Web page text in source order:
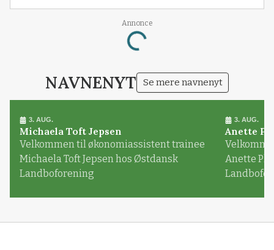
Annonce
Loading...
NAVNENYT Se mere navnenyt
3. AUG.
Michaela Toft Jepsen
Velkommen til økonomiassistent trainee
Michaela Toft Jepsen hos Østdansk
Landboforening
3. AUG.
Anette
Anette